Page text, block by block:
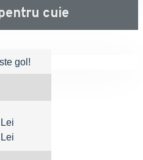
gol!
cuie
Lei
Lei